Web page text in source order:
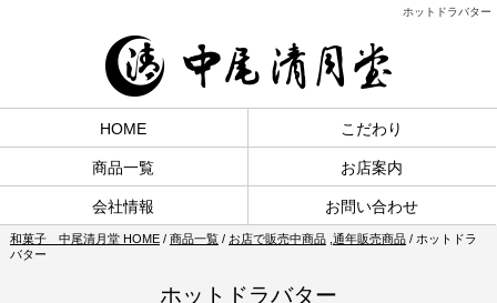
ホットドラバター
HOME こだわり
商品一覧 お店案内
会社情報 お問い合わせ
和菓子 中尾清月堂 HOME/ 商品一覧/ お店で販売中商品, 通年販売商品/ ホットドラ
バター
ホットドラバター